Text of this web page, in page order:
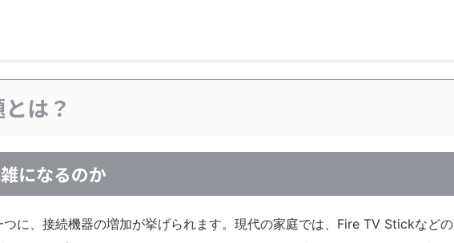
は？
になるのか
に、接続機器の増加が挙げられます。現代の家庭では、Fire TV Stickなどの